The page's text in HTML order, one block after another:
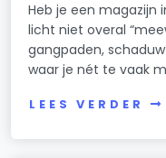
Heb je een magazijn
licht niet overal
gangpaden,
waar je nét te vaak
LEES VERDER